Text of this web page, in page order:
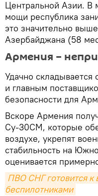
Центральной Азии. В
мощи республика
это значительно
Азербайджана (58
Армения –
Удачно складывается
и главным
безопасности для
Вскоре Армения
Су-30СМ, которые
воздухе, укрепят
стабильность на
оценивается
ПВО СНГ готовится к
беспилотниками